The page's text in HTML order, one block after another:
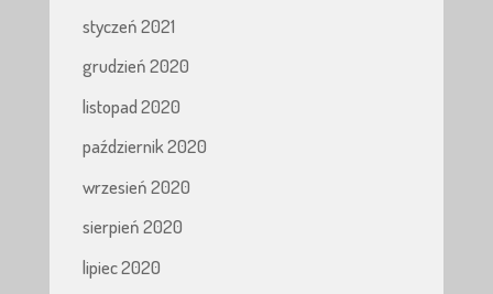
styczeń 2021
grudzień 2020
listopad 2020
październik 2020
wrzesień 2020
sierpień 2020
lipiec 2020